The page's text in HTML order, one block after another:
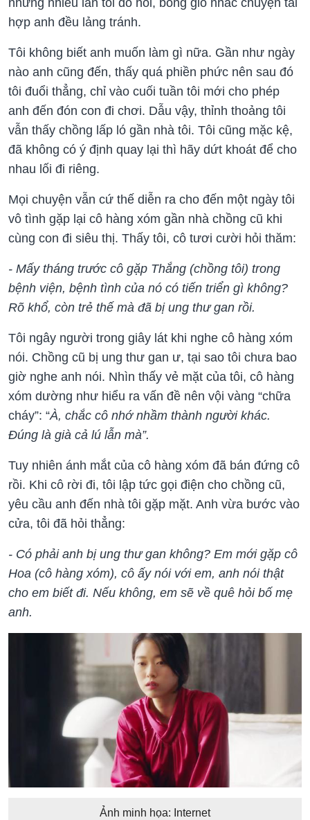
hợp anh đều lảng tránh.
Tôi không biết anh muốn làm gì nữa. Gần như ngày
nào anh cũng đến, thấy quá phiền phức nên sau đó
tôi đuổi thẳng, chỉ vào cuối tuần tôi mới cho phép
anh đến đón con đi chơi. Dẫu vậy, thỉnh thoảng tôi
vẫn thấy chồng lấp ló gần nhà tôi. Tôi cũng mặc kệ,
đã không có ý định quay lại thì hãy dứt khoát để cho
nhau lối đi riêng.
Mọi chuyện vẫn cứ thế diễn ra cho đến một ngày tôi
vô tình gặp lại cô hàng xóm gần nhà chồng cũ khi
cùng con đi siêu thị. Thấy tôi, cô tươi cười hỏi thăm:
- Mấy tháng trước cô gặp Thắng (chồng tôi) trong
bệnh viện, bệnh tình của nó có tiến triển gì không?
Rõ khổ, còn trẻ thế mà đã bị ung thư gan rồi.
Tôi ngây người trong giây lát khi nghe cô hàng xóm
nói. Chồng cũ bị ung thư gan ư, tại sao tôi chưa bao
giờ nghe anh nói. Nhìn thấy vẻ mặt của tôi, cô hàng
xóm dường như hiểu ra vấn đề nên vội vàng “chữa
cháy”: “À, chắc cô nhớ nhầm thành người khác.
Đúng là già cả lú lẫn mà”.
Tuy nhiên ánh mắt của cô hàng xóm đã bán đứng cô
rồi. Khi cô rời đi, tôi lập tức gọi điện cho chồng cũ,
yêu cầu anh đến nhà tôi gặp mặt. Anh vừa bước vào
cửa, tôi đã hỏi thẳng:
- Có phải anh bị ung thư gan không? Em mới gặp cô
Hoa (cô hàng xóm), cô ấy nói với em, anh nói thật
cho em biết đi. Nếu không, em sẽ về quê hỏi bố mẹ
anh.
Ảnh minh họa: Internet